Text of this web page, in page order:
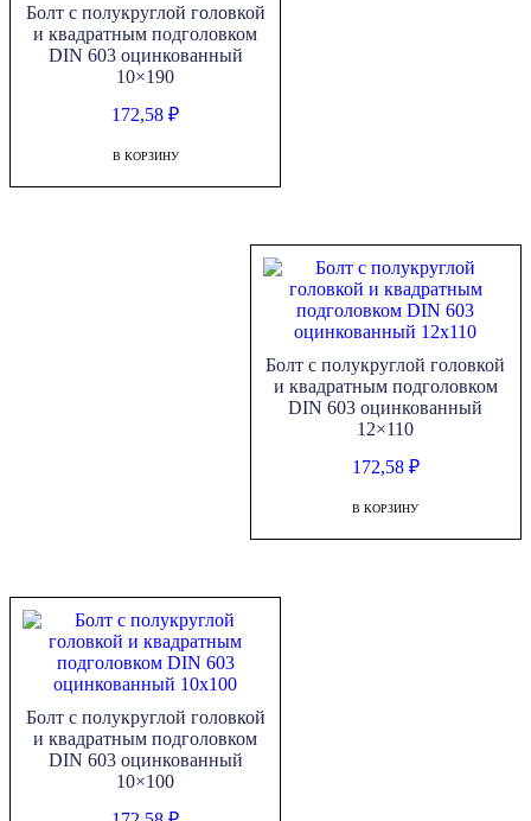
Болт с полукруглой головкой
и квадратным подголовком
DIN 603 оцинкованный
10×190
172,58₽
В КОРЗИНУ
Болт с полукруглой головкой
и квадратным подголовком
DIN 603 оцинкованный
12×110
172,58 ₽
В КОРЗИНУ
Болт с полукруглой головкой
и квадратным подголовком
DIN 603 оцинкованный
10×100